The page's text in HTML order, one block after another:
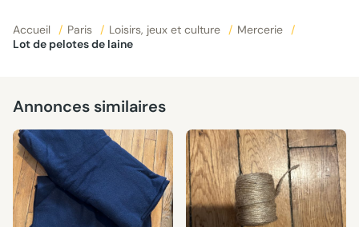
Accueil / Paris / Loisirs, jeux et culture / Mercerie
/
Lot de pelotes de laine
Annonces similaires